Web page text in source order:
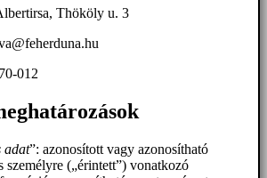
Thököly u. 3
012
adat”: azonosított vagy azonosítható
személyre („érintett”) vonatkozó